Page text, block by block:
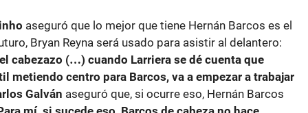
aseguró que lo mejor que tiene Hernán Barcos es el
Bryan Reyna será usado para asistir al delantero:
cabezazo (…) cuando Larriera se dé cuenta que
metiendo centro para Barcos, va a empezar a trabajar
Galván aseguró que, si ocurre eso, Hernán Barcos